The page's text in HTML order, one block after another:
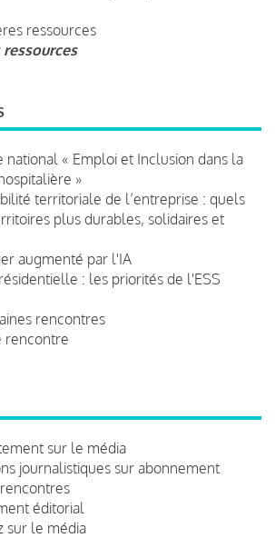
ressources
national « Emploi et Inclusion dans la
»
territoriale de l’entreprise : quels
plus durables, solidaires et
augmenté par l'IA
: les priorités de l'ESS
rencontres
rencontre
sur le média
journalistiques sur abonnement
éditorial
sur le média